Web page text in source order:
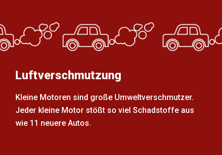
Luftverschmutzung
Kleine Motoren sind große Umweltverschmutzer.
Jeder kleine Motor stößt so viel Schadstoffe aus
wie 11 neuere Autos.